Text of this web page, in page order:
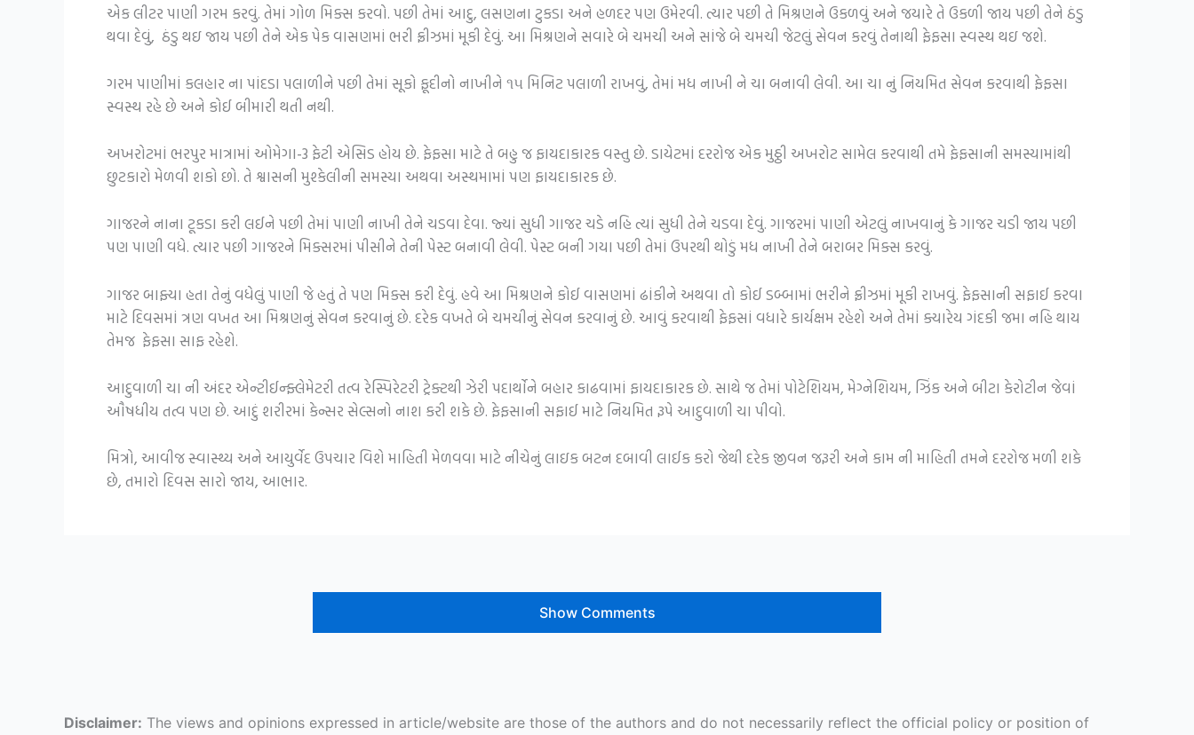
એક લીટર પાણી ગરમ કરવું. તેમાં ગોળ મિક્સ કરવો. પછી તેમાં આદુ, લસણના ટુકડા અને હળદર પણ ઉમેરવી. ત્યાર પછી તે મિશ્રણને ઉકળવું અને જયારે તે ઉકળી જાય પછી તેને ઠંડુ
થવા દેવું, ઠંડુ થઇ જાય પછી તેને એક પેક વાસણમાં ભરી ફ્રીઝમાં મૂકી દેવું. આ મિશ્રણને સવારે બે ચમચી અને સાંજે બે ચમચી જેટલું સેવન કરવું તેનાથી ફેફસા સ્વસ્થ થઇ જશે.
ગરમ પાણીમાં કલહાર ના પાંદડા પલાળીને પછી તેમાં સૂકો ફૂદીનો નાખીને ૧૫ મિનિટ પલાળી રાખવું, તેમાં મધ નાખી ને ચા બનાવી લેવી. આ ચા નું નિયમિત સેવન કરવાથી ફેફસા
સ્વસ્થ રહે છે અને કોઈ બીમારી થતી નથી.
અખરોટમાં ભરપુર માત્રામાં ઓમેગા-3 ફેટી એસિડ હોય છે. ફેફસા માટે તે બહુ જ ફાયદાકારક વસ્તુ છે. ડાયેટમાં દરરોજ એક મુઠ્ઠી અખરોટ સામેલ કરવાથી તમે ફેફસાની સમસ્યામાંથી
છુટકારો મેળવી શકો છો. તે શ્વાસની મુશ્કેલીની સમસ્યા અથવા અસ્થમામાં પણ ફાયદાકારક છે.
ગાજરને નાના ટૂકડા કરી લઈને પછી તેમાં પાણી નાખી તેને ચડવા દેવા. જ્યાં સુધી ગાજર ચડે નહિ ત્યાં સુધી તેને ચડવા દેવું. ગાજરમાં પાણી એટલું નાખવાનું કે ગાજર ચડી જાય પછી
પણ પાણી વધે. ત્યાર પછી ગાજરને મિક્સરમાં પીસીને તેની પેસ્ટ બનાવી લેવી. પેસ્ટ બની ગયા પછી તેમાં ઉપરથી થોડું મધ નાખી તેને બરાબર મિક્સ કરવું.
ગાજર બાફ્યા હતા તેનું વધેલું પાણી જે હતું તે પણ મિક્સ કરી દેવું. હવે આ મિશ્રણને કોઈ વાસણમાં ઢાંકીને અથવા તો કોઈ ડબ્બામાં ભરીને ફ્રીઝમાં મૂકી રાખવું. ફેફસાની સફાઈ કરવા
માટે દિવસમાં ત્રણ વખત આ મિશ્રણનું સેવન કરવાનું છે. દરેક વખતે બે ચમચીનું સેવન કરવાનું છે. આવું કરવાથી ફેફસાં વધારે કાર્યક્ષમ રહેશે અને તેમાં ક્યારેય ગંદકી જમા નહિ થાય
તેમજ ફેફસા સાફ રહેશે.
આદુવાળી ચા ની અંદર એન્ટીઈન્ફ્લેમેટરી તત્વ રેસ્પિરેટરી ટ્રેક્ટથી ઝેરી પદાર્થોને બહાર કાઢવામાં ફાયદાકારક છે. સાથે જ તેમાં પોટેશિયમ, મેગ્નેશિયમ, ઝિંક અને બીટા કેરોટીન જેવાં
ઔષધીય તત્વ પણ છે. આદું શરીરમાં કેન્સર સેલ્સનો નાશ કરી શકે છે. ફેફસાની સફાઈ માટે નિયમિત રૂપે આદુવાળી ચા પીવો.
મિત્રો, આવીજ સ્વાસ્થ્ય અને આયુર્વેદ ઉપચાર વિશે માહિતી મેળવવા માટે નીચેનું લાઇક બટન દબાવી લાઈક કરો જેથી દરેક જીવન જરૂરી અને કામ ની માહિતી તમને દરરોજ મળી શકે
છે, તમારો દિવસ સારો જાય, આભાર.
Show Comments
Disclaimer: The views and opinions expressed in article/website are those of the authors and do not necessarily reflect the official policy or position of